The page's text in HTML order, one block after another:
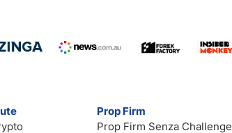
Prop Firm
Prop Firm Senza Challenge